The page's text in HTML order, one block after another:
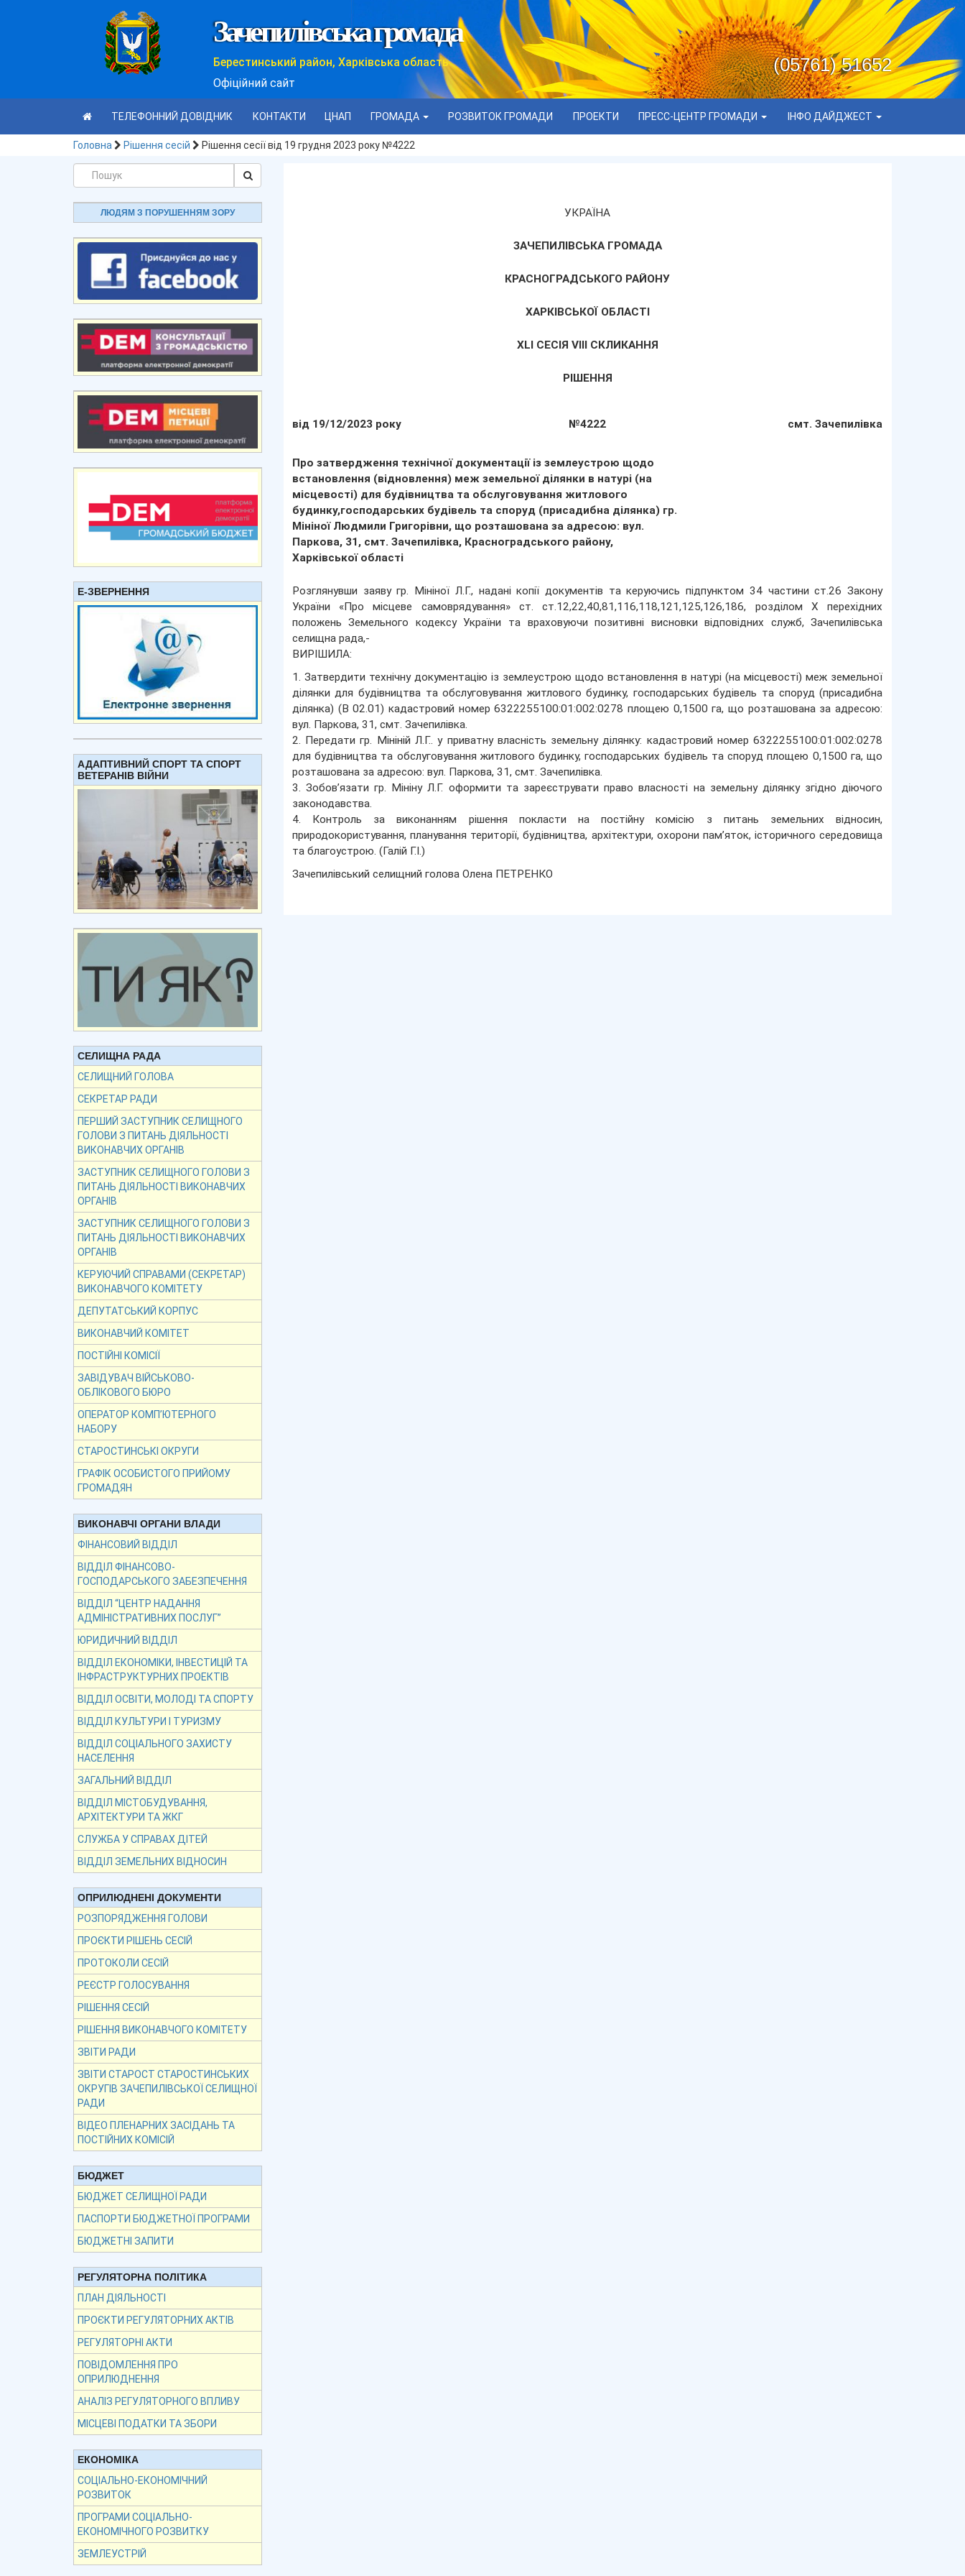
Зачепилівська громада
Берестинський район, Харківська область
Офіційний сайт
(05761) 51652
ТЕЛЕФОННИЙ ДОВІДНИК КОНТАКТИ ЦНАП ГРОМАДА РОЗВИТОК ГРОМАДИ ПРОЕКТИ ПРЕСС-ЦЕНТР ГРОМАДИ ІНФО ДАЙДЖЕСТ
Головна Рішення сесій Рішення сесії від 19 грудня 2023 року №4222
ЛЮДЯМ З ПОРУШЕННЯМ ЗОРУ
Е-ЗВЕРНЕННЯ
АДАПТИВНИЙ СПОРТ ТА СПОРТ
ВЕТЕРАНІВ ВІЙНИ
СЕЛИЩНА РАДА
СЕЛИЩНИЙ ГОЛОВА
СЕКРЕТАР РАДИ
ПЕРШИЙ ЗАСТУПНИК СЕЛИЩНОГО
ГОЛОВИ З ПИТАНЬ ДІЯЛЬНОСТІ
ВИКОНАВЧИХ ОРГАНІВ
ЗАСТУПНИК СЕЛИЩНОГО ГОЛОВИ З
ПИТАНЬ ДІЯЛЬНОСТІ ВИКОНАВЧИХ
ОРГАНІВ
ЗАСТУПНИК СЕЛИЩНОГО ГОЛОВИ З
ПИТАНЬ ДІЯЛЬНОСТІ ВИКОНАВЧИХ
ОРГАНІВ
КЕРУЮЧИЙ СПРАВАМИ (СЕКРЕТАР)
ВИКОНАВЧОГО КОМІТЕТУ
ДЕПУТАТСЬКИЙ КОРПУС
ВИКОНАВЧИЙ КОМІТЕТ
ПОСТІЙНІ КОМІСІЇ
ЗАВІДУВАЧ ВІЙСЬКОВО-
ОБЛІКОВОГО БЮРО
ОПЕРАТОР КОМП’ЮТЕРНОГО
НАБОРУ
СТАРОСТИНСЬКІ ОКРУГИ
ГРАФІК ОСОБИСТОГО ПРИЙОМУ
ГРОМАДЯН
ВИКОНАВЧІ ОРГАНИ ВЛАДИ
ФІНАНСОВИЙ ВІДДІЛ
ВІДДІЛ ФІНАНСОВО-
ГОСПОДАРСЬКОГО ЗАБЕЗПЕЧЕННЯ
ВІДДІЛ “ЦЕНТР НАДАННЯ
АДМІНІСТРАТИВНИХ ПОСЛУГ”
ЮРИДИЧНИЙ ВІДДІЛ
ВІДДІЛ ЕКОНОМІКИ, ІНВЕСТИЦІЙ ТА
ІНФРАСТРУКТУРНИХ ПРОЕКТІВ
ВІДДІЛ ОСВІТИ, МОЛОДІ ТА СПОРТУ
ВІДДІЛ КУЛЬТУРИ І ТУРИЗМУ
ВІДДІЛ СОЦІАЛЬНОГО ЗАХИСТУ
НАСЕЛЕННЯ
ЗАГАЛЬНИЙ ВІДДІЛ
ВІДДІЛ МІСТОБУДУВАННЯ,
АРХІТЕКТУРИ ТА ЖКГ
СЛУЖБА У СПРАВАХ ДІТЕЙ
ВІДДІЛ ЗЕМЕЛЬНИХ ВІДНОСИН
ОПРИЛЮДНЕНІ ДОКУМЕНТИ
РОЗПОРЯДЖЕННЯ ГОЛОВИ
ПРОЄКТИ РІШЕНЬ СЕСІЙ
ПРОТОКОЛИ СЕСІЙ
РЕЄСТР ГОЛОСУВАННЯ
РІШЕННЯ СЕСІЙ
РІШЕННЯ ВИКОНАВЧОГО КОМІТЕТУ
ЗВІТИ РАДИ
ЗВІТИ СТАРОСТ СТАРОСТИНСЬКИХ
ОКРУГІВ ЗАЧЕПИЛІВСЬКОЇ СЕЛИЩНОЇ
РАДИ
ВІДЕО ПЛЕНАРНИХ ЗАСІДАНЬ ТА
ПОСТІЙНИХ КОМІСІЙ
БЮДЖЕТ
БЮДЖЕТ СЕЛИЩНОЇ РАДИ
ПАСПОРТИ БЮДЖЕТНОЇ ПРОГРАМИ
БЮДЖЕТНІ ЗАПИТИ
РЕГУЛЯТОРНА ПОЛІТИКА
ПЛАН ДІЯЛЬНОСТІ
ПРОЄКТИ РЕГУЛЯТОРНИХ АКТІВ
РЕГУЛЯТОРНІ АКТИ
ПОВІДОМЛЕННЯ ПРО
ОПРИЛЮДНЕННЯ
АНАЛІЗ РЕГУЛЯТОРНОГО ВПЛИВУ
МІСЦЕВІ ПОДАТКИ ТА ЗБОРИ
ЕКОНОМІКА
СОЦІАЛЬНО-ЕКОНОМІЧНИЙ
РОЗВИТОК
ПРОГРАМИ СОЦІАЛЬНО-
ЕКОНОМІЧНОГО РОЗВИТКУ
ЗЕМЛЕУСТРІЙ
УКРАЇНА
ЗАЧЕПИЛІВСЬКА ГРОМАДА
КРАСНОГРАДСЬКОГО РАЙОНУ
ХАРКІВСЬКОЇ ОБЛАСТІ
XLІ СЕСІЯ VIII СКЛИКАННЯ
РІШЕННЯ
від 19/12/2023 року №4222 смт. Зачепилівка
Про затвердження технічної документації із землеустрою щодо
встановлення (відновлення) меж земельної ділянки в натурі (на
місцевості) для будівництва та обслуговування житлового
будинку,господарських будівель та споруд (присадибна ділянка) гр.
Мініної Людмили Григорівни, що розташована за адресою: вул.
Паркова, 31, смт. Зачепилівка, Красноградського району,
Харківської області
Розглянувши заяву гр. Мініної Л.Г., надані копії документів та керуючись підпунктом 34 частини ст.26 Закону
України «Про місцеве самоврядування» ст. ст.12,22,40,81,116,118,121,125,126,186, розділом Х перехідних
положень Земельного кодексу України та враховуючи позитивні висновки відповідних служб, Зачепилівська
селищна рада,-
ВИРІШИЛА:
1. Затвердити технічну документацію із землеустрою щодо встановлення в натурі (на місцевості) меж земельної
ділянки для будівництва та обслуговування житлового будинку, господарських будівель та споруд (присадибна
ділянка) (В 02.01) кадастровий номер 6322255100:01:002:0278 площею 0,1500 га, що розташована за адресою:
вул. Паркова, 31, смт. Зачепилівка.
2. Передати гр. Мініній Л.Г.. у приватну власність земельну ділянку: кадастровий номер 6322255100:01:002:0278
для будівництва та обслуговування житлового будинку, господарських будівель та споруд площею 0,1500 га, що
розташована за адресою: вул. Паркова, 31, смт. Зачепилівка.
3. Зобов’язати гр. Мініну Л.Г. оформити та зареєструвати право власності на земельну ділянку згідно діючого
законодавства.
4. Контроль за виконанням рішення покласти на постійну комісію з питань земельних відносин,
природокористування, планування території, будівництва, архітектури, охорони пам’яток, історичного середовища
та благоустрою. (Галій Г.І.)
Зачепилівський селищний голова Олена ПЕТРЕНКО